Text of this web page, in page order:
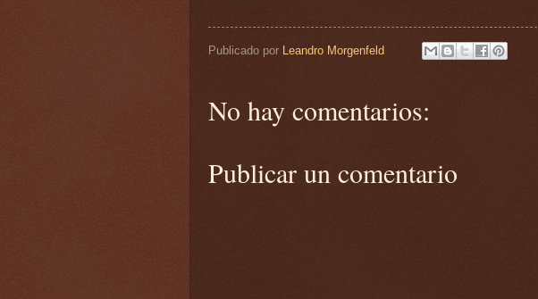
Publicado por Leandro Morgenfeld
No hay comentarios:
Publicar un comentario